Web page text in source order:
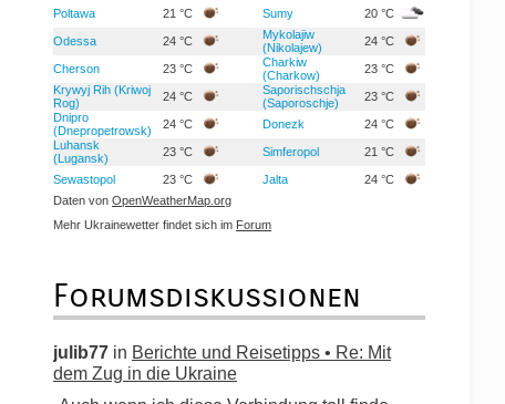
Poltawa 21 °C Sumy 20 °C
Odessa 24 °C
Mykolajiw
(Nikolajew)
24 °C
Cherson 23 °C
Charkiw
(Charkow)
23 °C
Krywyj Rih (Kriwoj
Rog)
24 °C
Saporischschja
(Saporoschje)
23 °C
Dnipro
(Dnepropetrowsk)
24 °C Donezk
24 °C
Luhansk
(Lugansk)
23 °C Simferopol 21 °C
Sewastopol 23 °C Jalta
24 °C
Daten von OpenWeatherMap.org
Mehr Ukrainewetter findet sich im Forum
Forumsdiskussionen
julib77 in Berichte und Reisetipps • Re: Mit
dem Zug in die Ukraine